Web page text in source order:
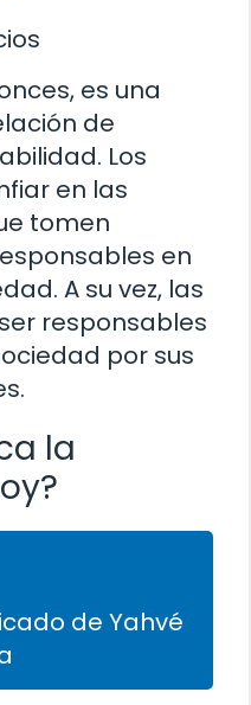
es una
de
Los
en las
tomen
en
A su vez, las
responsables
por sus
la
de Yahvé